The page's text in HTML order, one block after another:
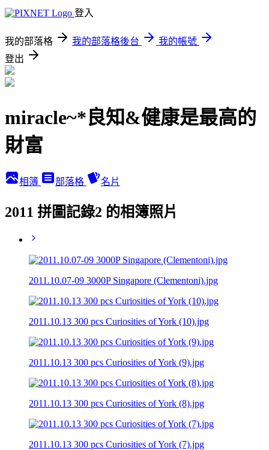
登入
我的部落格 我的部落格後台
我的帳號
登出
miracle~*良知&健康是最高的
財富
相簿 部落格 名片
2011 拼圖記錄2 的相簿照片
2011.10.07-09 3000P Singapore (Clementoni).jpg
2011.10.13 300 pcs Curiosities of York (10).jpg
2011.10.13 300 pcs Curiosities of York (9).jpg
2011.10.13 300 pcs Curiosities of York (8).jpg
2011.10.13 300 pcs Curiosities of York (7).jpg